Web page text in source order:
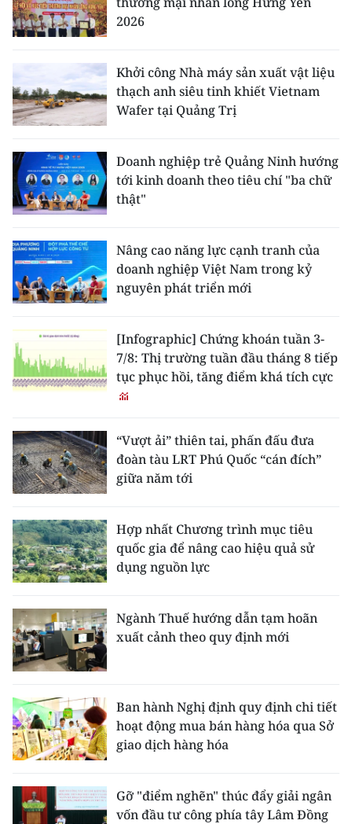
2026
Khởi công Nhà máy sản xuất vật liệu
thạch anh siêu tinh khiết Vietnam
Wafer tại Quảng Trị
Doanh nghiệp trẻ Quảng Ninh hướng
tới kinh doanh theo tiêu chí "ba chữ
thật"
Nâng cao năng lực cạnh tranh của
doanh nghiệp Việt Nam trong kỷ
nguyên phát triển mới
[Infographic] Chứng khoán tuần 3-
7/8: Thị trường tuần đầu tháng 8 tiếp
tục phục hồi, tăng điểm khá tích cực
“Vượt ải” thiên tai, phấn đấu đưa
đoàn tàu LRT Phú Quốc “cán đích”
giữa năm tới
Hợp nhất Chương trình mục tiêu
quốc gia để nâng cao hiệu quả sử
dụng nguồn lực
Ngành Thuế hướng dẫn tạm hoãn
xuất cảnh theo quy định mới
Ban hành Nghị định quy định chi tiết
hoạt động mua bán hàng hóa qua Sở
giao dịch hàng hóa
Gỡ "điểm nghẽn" thúc đẩy giải ngân
vốn đầu tư công phía tây Lâm Đồng